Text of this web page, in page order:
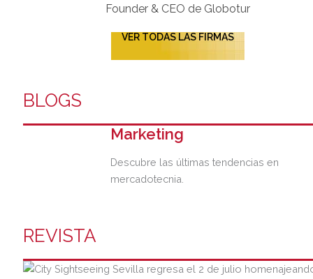
Founder & CEO de Globotur​
VER TODAS LAS FIRMAS
BLOGS
Marketing
Descubre las últimas tendencias en
mercadotecnia.
REVISTA